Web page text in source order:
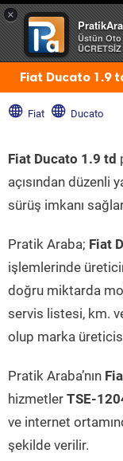
×
Üstün Oto
Fiat Ducato 1.9
Fiat Ducato
Fiat Ducato 1.9 td
açısından düzenli
sürüş imkanı
Pratik Araba; Fiat
işlemlerinde
doğru miktarda
servis listesi, km.
olup marka
Pratik Araba’nın
hizmetler TSE-
ve internet
şekilde verilir.